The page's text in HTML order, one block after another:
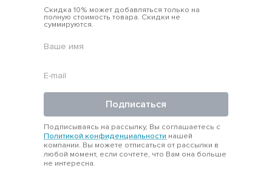
Скидка 10% может добавляться только на
полную стоимость товара. Скидки не
суммируются.
Подписаться
Подписываясь на рассылку, Вы соглашаетесь с
Политикой конфиденциальности нашей
компании. Вы можете отписаться от рассылки в
любой момент, если сочтете, что Вам она больше
не интересна.